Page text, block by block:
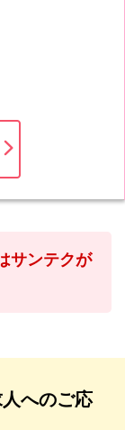
サンテクが
へのご応